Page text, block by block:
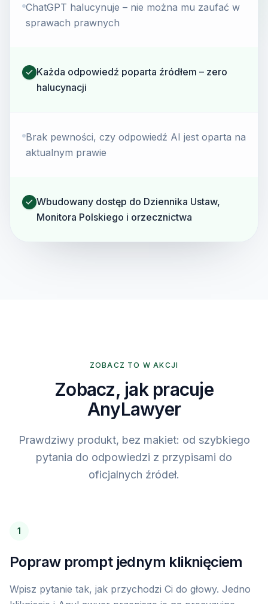
ChatGPT halucynuje – nie można mu zaufać w
sprawach prawnych
Każda odpowiedź poparta źródłem – zero
halucynacji
Brak pewności, czy odpowiedź AI jest oparta na
aktualnym prawie
Wbudowany dostęp do Dziennika Ustaw,
Monitora Polskiego i orzecznictwa
ZOBACZ TO W AKCJI
Zobacz, jak pracuje
AnyLawyer
Prawdziwy produkt, bez makiet: od szybkiego
pytania do odpowiedzi z przypisami do
oficjalnych źródeł.
1
Popraw prompt jednym kliknięciem
Wpisz pytanie tak, jak przychodzi Ci do głowy. Jedno
pracownik na l4 jakie prawa
okresów ochronnych, co potwierdza orzecznictwo